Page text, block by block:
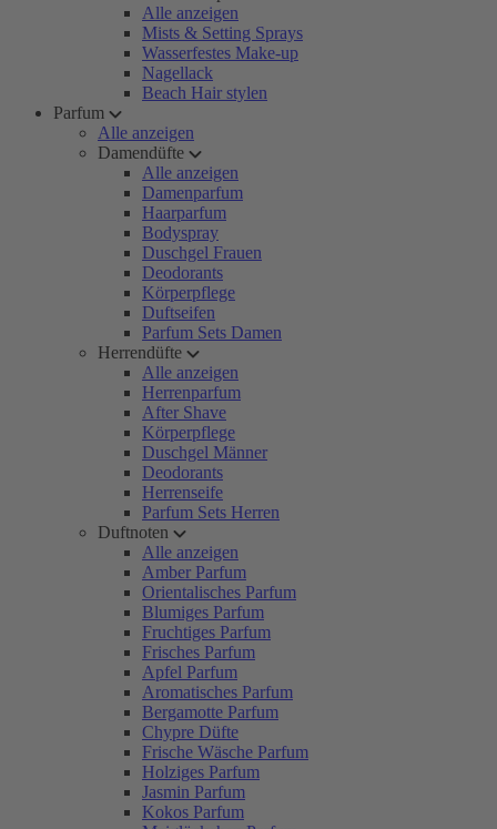
Alle anzeigen
Mists & Setting Sprays
Wasserfestes Make-up
Nagellack
Beach Hair stylen
Parfum
Alle anzeigen
Damendüfte
Alle anzeigen
Damenparfum
Haarparfum
Bodyspray
Duschgel Frauen
Deodorants
Körperpflege
Duftseifen
Parfum Sets Damen
Herrendüfte
Alle anzeigen
Herrenparfum
After Shave
Körperpflege
Duschgel Männer
Deodorants
Herrenseife
Parfum Sets Herren
Duftnoten
Alle anzeigen
Amber Parfum
Orientalisches Parfum
Blumiges Parfum
Fruchtiges Parfum
Frisches Parfum
Apfel Parfum
Aromatisches Parfum
Bergamotte Parfum
Chypre Düfte
Frische Wäsche Parfum
Holziges Parfum
Jasmin Parfum
Kokos Parfum